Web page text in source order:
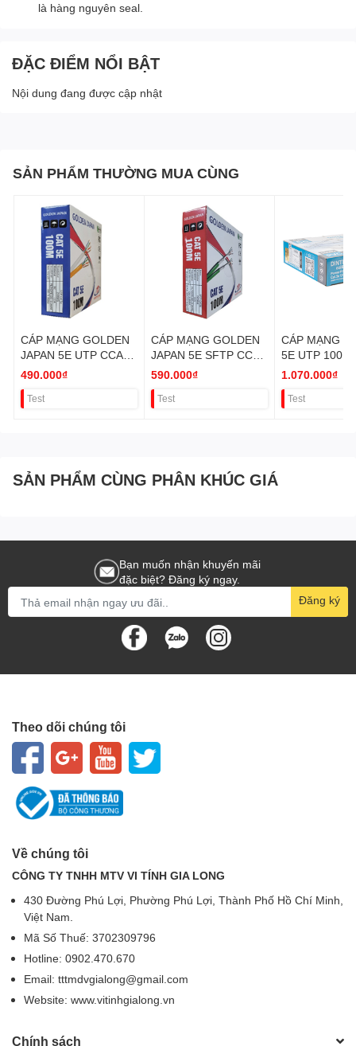
là hàng nguyên seal.
ĐẶC ĐIỂM NỔI BẬT
Nội dung đang được cập nhật
SẢN PHẨM THƯỜNG MUA CÙNG
CÁP MẠNG GOLDEN
JAPAN 5E UTP CCA
100M VAT
490.000₫
Test
CÁP MẠNG GOLDEN
JAPAN 5E SFTP CCA
100M VAT
590.000₫
Test
CÁP MẠNG
5E UTP 100M
100% VAT
1.070.000₫
Test
SẢN PHẨM CÙNG PHÂN KHÚC GIÁ
Bạn muốn nhận khuyến mãi
đặc biệt? Đăng ký ngay.
Đăng ký
Theo dõi chúng tôi
Về chúng tôi
CÔNG TY TNHH MTV VI TÍNH GIA LONG
430 Đường Phú Lợi, Phường Phú Lợi, Thành Phố Hồ Chí Minh,
Việt Nam.
Mã Số Thuế: 3702309796
Hotline: 0902.470.670
Email: tttmdvgialong@gmail.com
Website: www.vitinhgialong.vn
Chính sách